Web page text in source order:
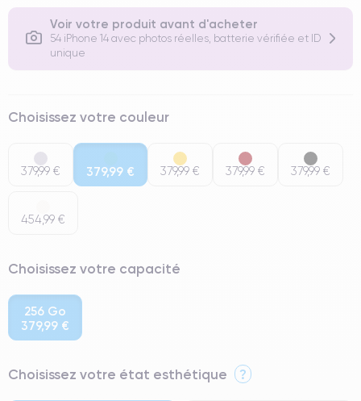
Voir votre produit avant d'acheter
54 iPhone 14 avec photos réelles, batterie vérifiée et ID
unique
Choisissez votre couleur
379,99 € 379,99 € 379,99 € 379,99 € 379,99 €
454,99 €
Choisissez votre capacité
256 Go
379,99 €
Choisissez votre état esthétique ?